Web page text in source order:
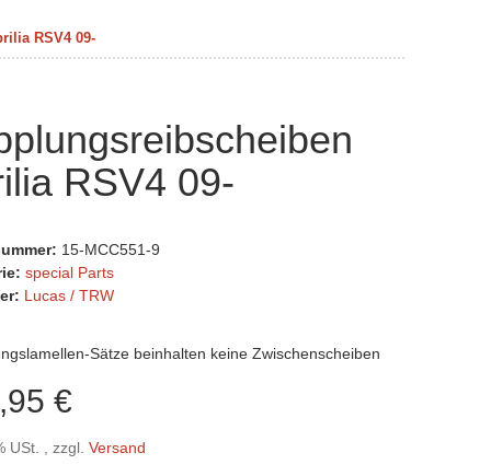
RSV4 09-
RSV4 09-
15-MCC551-9
special Parts
Lucas / TRW
Sätze beinhalten keine Zwischenscheiben
€
USt. , zzgl.Versand